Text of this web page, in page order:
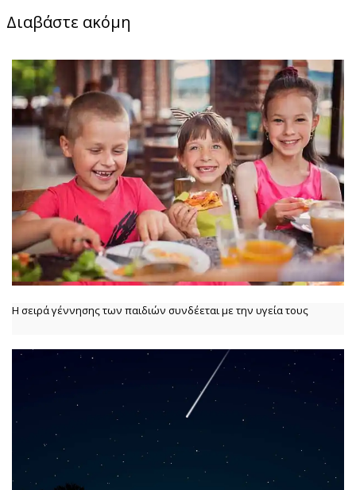
Διαβάστε ακόμη
Η σειρά γέννησης των παιδιών συνδέεται με την υγεία τους